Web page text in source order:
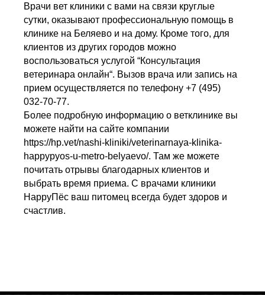
Врачи вет клиники с вами на связи круглые
сутки, оказывают профессиональную помощь в
клинике на Беляево и на дому. Кроме того, для
клиентов из других городов можно
воспользоваться услугой “Консультация
ветеринара онлайн“. Вызов врача или запись на
прием осуществляется по телефону +7 (495)
032-70-77.
Более подробную информацию о ветклинике вы
можете найти на сайте компании
https://hp.vet/nashi-kliniki/veterinarnaya-klinika-
happypyos-u-metro-belyaevo/. Там же можете
почитать отрывы благодарных клиентов и
выбрать время приема. С врачами клиники
HappyПёс ваш питомец всегда будет здоров и
счастлив.